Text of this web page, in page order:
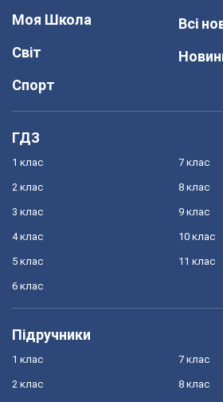
Моя Школа
Світ
Спорт
Всі
ГДЗ
1 клас
2 клас
3 клас
4 клас
5 клас
6 клас
7 клас
8 клас
9 клас
10 клас
11 клас
Підручники
1 клас
2 клас
7 клас
8 клас